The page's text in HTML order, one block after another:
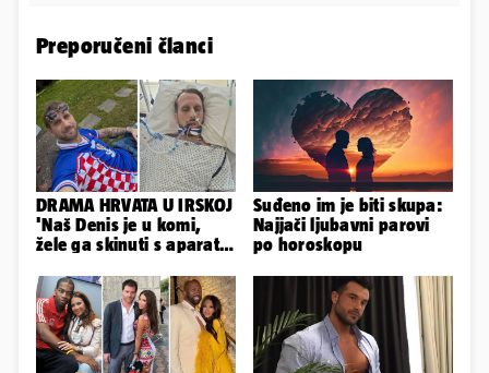
Preporučeni članci
DRAMA HRVATA U IRSKOJ
'Naš Denis je u komi,
žele ga skinuti s aparata!
Suđeno im je biti skupa:
Najjači ljubavni parovi
po horoskopu